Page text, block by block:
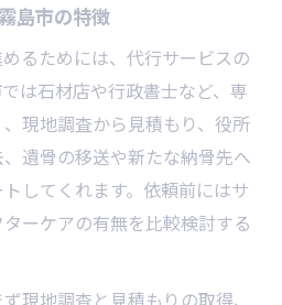
島市の特徴
るためには、代行サービスの
は石材店や行政書士など、専
現地調査から見積もり、役所
遺骨の移送や新たな納骨先へ
してくれます。依頼前にはサ
ーケアの有無を比較検討する
現地調査と見積もりの取得、